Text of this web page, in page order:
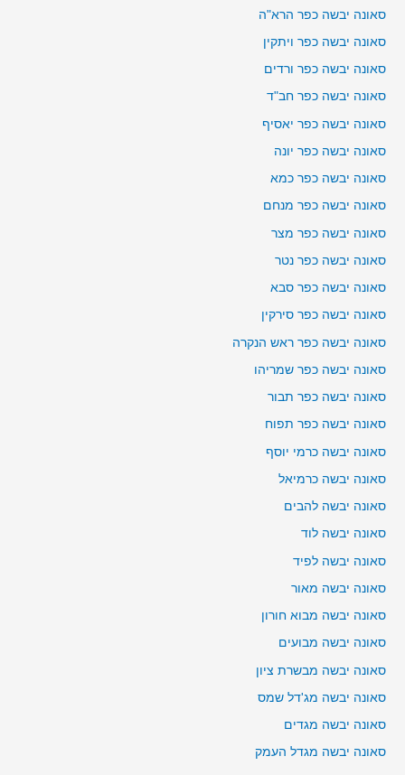
סאונה יבשה כפר הרא"ה
סאונה יבשה כפר ויתקין
סאונה יבשה כפר ורדים
סאונה יבשה כפר חב"ד
סאונה יבשה כפר יאסיף
סאונה יבשה כפר יונה
סאונה יבשה כפר כמא
סאונה יבשה כפר מנחם
סאונה יבשה כפר מצר
סאונה יבשה כפר נטר
סאונה יבשה כפר סבא
סאונה יבשה כפר סירקין
סאונה יבשה כפר ראש הנקרה
סאונה יבשה כפר שמריהו
סאונה יבשה כפר תבור
סאונה יבשה כפר תפוח
סאונה יבשה כרמי יוסף
סאונה יבשה כרמיאל
סאונה יבשה להבים
סאונה יבשה לוד
סאונה יבשה לפיד
סאונה יבשה מאור
סאונה יבשה מבוא חורון
סאונה יבשה מבועים
סאונה יבשה מבשרת ציון
סאונה יבשה מג'דל שמס
סאונה יבשה מגדים
סאונה יבשה מגדל העמק